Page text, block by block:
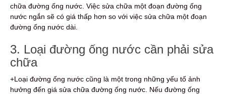
chữa đường ống nước. Việc sửa chữa một đoạn đường ống
nước ngắn sẽ có giá thấp hơn so với việc sửa chữa một đoạn
đường ống nước dài.
3. Loại đường ống nước cần phải sửa
chữa
+Loại đường ống nước cũng là một trong những yếu tố ảnh
hưởng đến giá sửa chữa đường ống nước. Nếu đường ống